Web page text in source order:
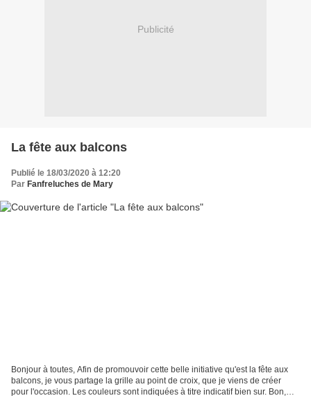
Publicité
La fête aux balcons
Publié le 18/03/2020 à 12:20
Par Fanfreluches de Mary
Bonjour à toutes, Afin de promouvoir cette belle initiative qu'est la fête aux
balcons, je vous partage la grille au point de croix, que je viens de créer
pour l'occasion. Les couleurs sont indiquées à titre indicatif bien sur. Bon,